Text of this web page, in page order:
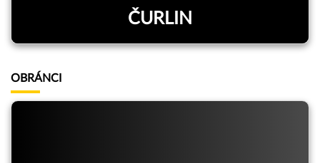
ČURLIN
OBRÁNCI